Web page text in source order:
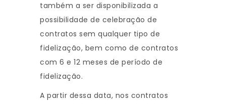
também a ser disponibilizada a
possibilidade de celebração de
contratos sem qualquer tipo de
fidelização, bem como de contratos
com 6 e 12 meses de período de
fidelização.
A partir dessa data, nos contratos